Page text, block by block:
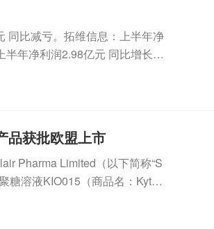
同比减亏。拓维信息：上半年净
年净利润2.98亿元 同比增长2
品获批欧盟上市
Pharma Limited（以下简称“S
糖溶液KIO015（商品名：Kytog